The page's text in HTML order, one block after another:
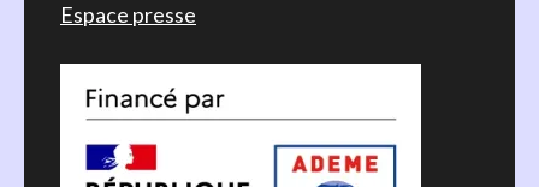
Espace presse